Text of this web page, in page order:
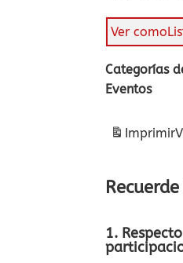
Ver como
Categorías
Eventos
Imprimir
1.